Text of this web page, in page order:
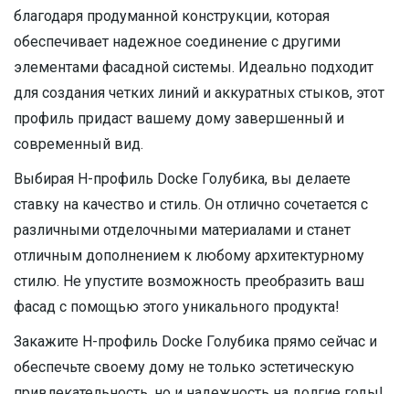
благодаря продуманной конструкции, которая
обеспечивает надежное соединение с другими
элементами фасадной системы. Идеально подходит
для создания четких линий и аккуратных стыков, этот
профиль придаст вашему дому завершенный и
современный вид.
Выбирая H-профиль Docke Голубика, вы делаете
ставку на качество и стиль. Он отлично сочетается с
различными отделочными материалами и станет
отличным дополнением к любому архитектурному
стилю. Не упустите возможность преобразить ваш
фасад с помощью этого уникального продукта!
Закажите H-профиль Docke Голубика прямо сейчас и
обеспечьте своему дому не только эстетическую